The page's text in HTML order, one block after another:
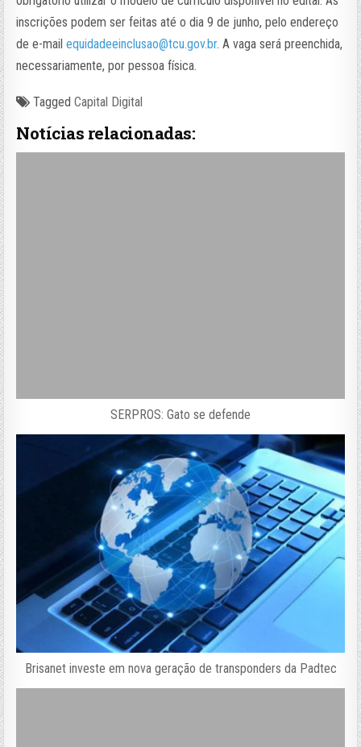
inscrições podem ser feitas até o dia 9 de junho, pelo endereço
de e-mailequidadeeinclusao@tcu.gov.br. A vaga será preenchida,
necessariamente, por pessoa física.
TaggedCapital Digital
Notícias relacionadas:
SERPROS: Gato se defende
Brisanet investe em nova geração de transponders da Padtec